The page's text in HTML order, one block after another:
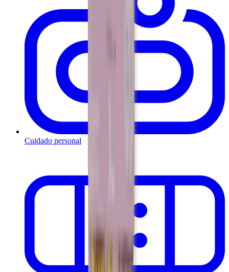
Cuidado personal